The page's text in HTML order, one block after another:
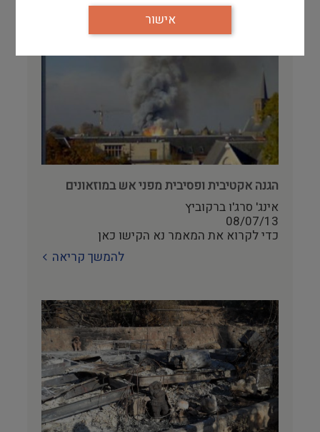
הגנה אקטיבית ופסיבית מפני אש במוזאונים
אינג' סרג'ו ברקוביץ
08/07/13
כדי לקרוא את המאמר נא הקישו כאן
להמשך קריאה
אישור